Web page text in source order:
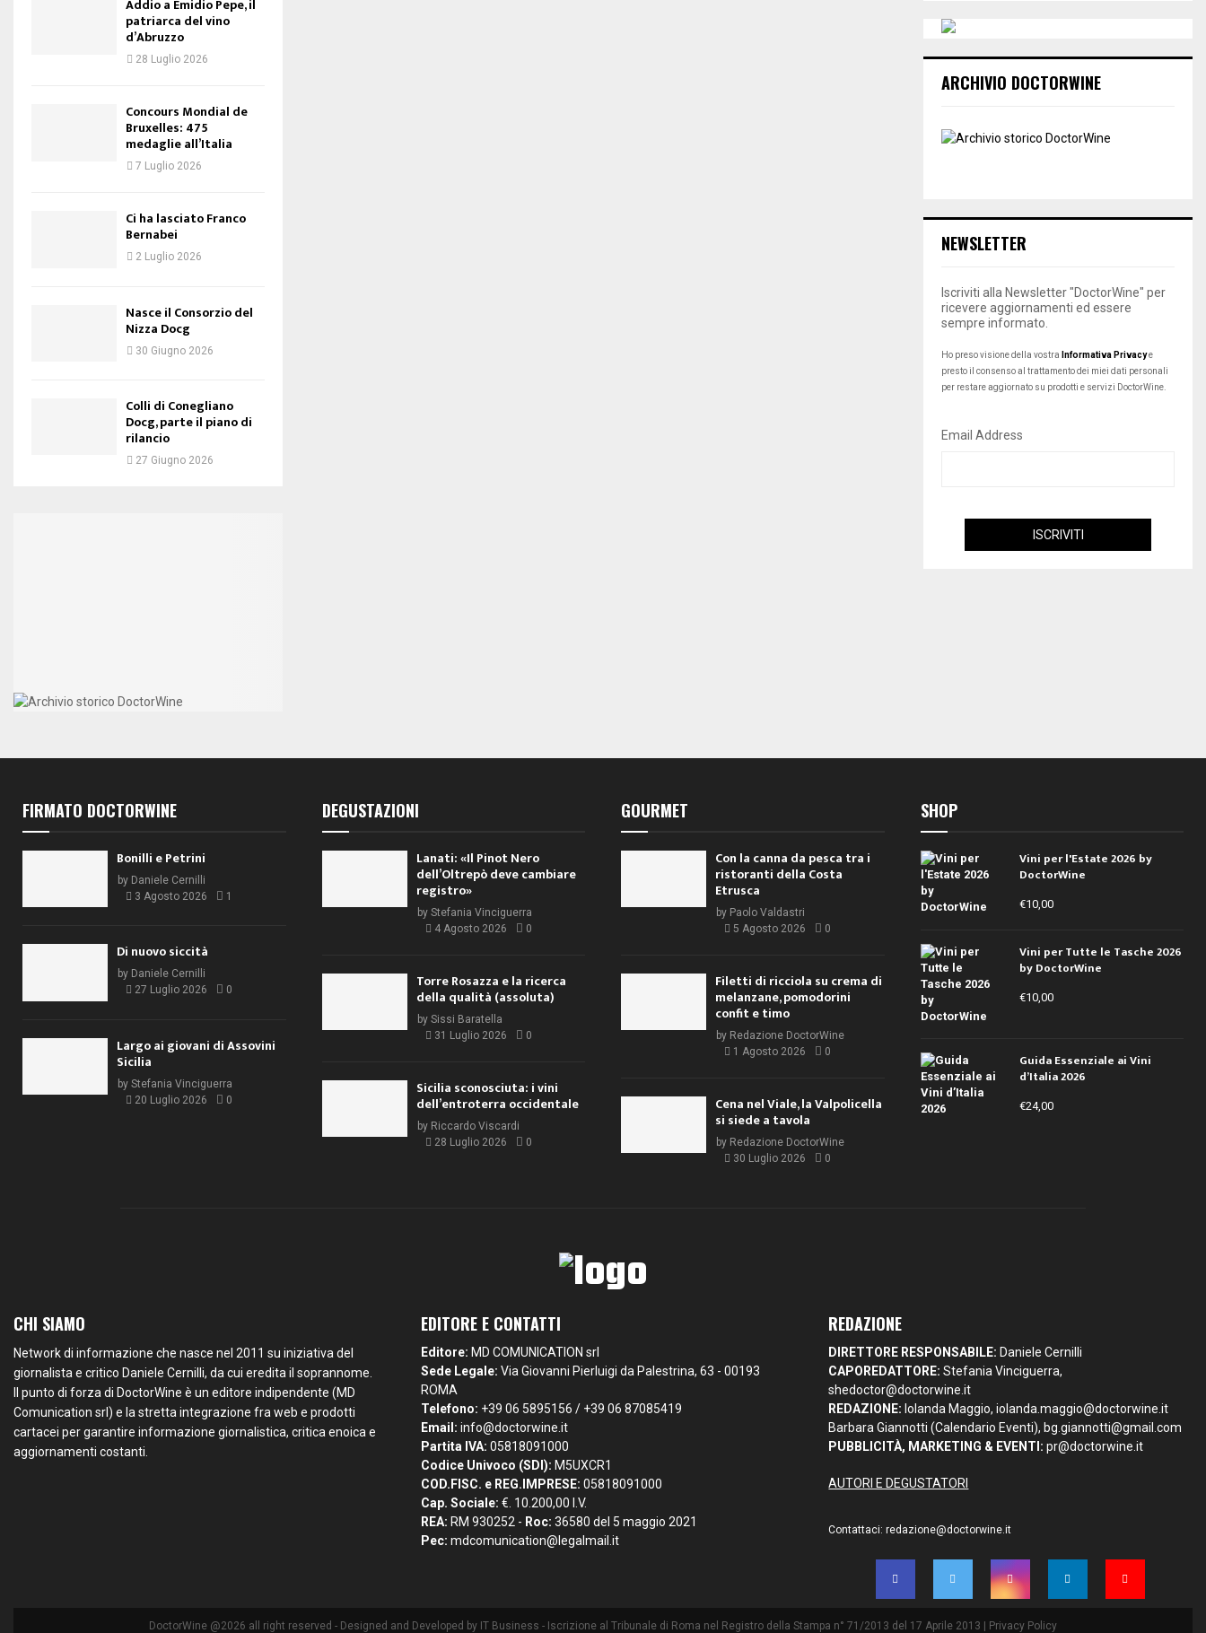
Addio a Emidio Pepe, il
patriarca del vino
d’Abruzzo
28 Luglio 2026
Concours Mondial de
Bruxelles: 475
medaglie all’Italia
7 Luglio 2026
Ci ha lasciato Franco
Bernabei
2 Luglio 2026
Nasce il Consorzio del
Nizza Docg
30 Giugno 2026
Colli di Conegliano
Docg, parte il piano di
rilancio
27 Giugno 2026
ARCHIVIO DOCTORWINE
NEWSLETTER
Iscriviti alla Newsletter "DoctorWine" per
ricevere aggiornamenti ed essere
sempre informato.
Ho preso visione della vostra Informativa Privacye
presto il consenso al trattamento dei miei dati personali
per restare aggiornato su prodotti e servizi DoctorWine.
Email Address
FIRMATO DOCTORWINE
Bonilli e Petrini
by Daniele Cernilli
3 Agosto 2026
1
Di nuovo siccità
by Daniele Cernilli
27 Luglio 2026
0
Largo ai giovani di Assovini
Sicilia
by Stefania Vinciguerra
20 Luglio 2026
0
DEGUSTAZIONI
Lanati: «Il Pinot Nero
dell’Oltrepò deve cambiare
registro»
by Stefania Vinciguerra
4 Agosto 2026
0
Torre Rosazza e la ricerca
della qualità (assoluta)
by Sissi Baratella
31 Luglio 2026
0
Sicilia sconosciuta: i vini
dell’entroterra occidentale
by Riccardo Viscardi
28 Luglio 2026
0
GOURMET
Con la canna da pesca tra i
ristoranti della Costa
Etrusca
by Paolo Valdastri
5 Agosto 2026
0
Filetti di ricciola su crema di
melanzane, pomodorini
confit e timo
by Redazione DoctorWine
1 Agosto 2026
0
Cena nel Viale, la Valpolicella
si siede a tavola
by Redazione DoctorWine
30 Luglio 2026
0
SHOP
Vini per l'Estate 2026 by
DoctorWine
€10,00
Vini per Tutte le Tasche 2026
by DoctorWine
€10,00
Guida Essenziale ai Vini
d’Italia 2026
€24,00
CHI SIAMO
Network di informazione che nasce nel 2011 su iniziativa del
giornalista e critico Daniele Cernilli, da cui eredita il soprannome.
Il punto di forza di DoctorWine è un editore indipendente (MD
Comunication srl) e la stretta integrazione fra web e prodotti
cartacei per garantire informazione giornalistica, critica enoica e
aggiornamenti costanti.
EDITORE E CONTATTI
Editore: MD COMUNICATION srl
Sede Legale: Via Giovanni Pierluigi da Palestrina, 63 - 00193
ROMA
Telefono: +39 06 5895156 / +39 06 87085419
Email: info@doctorwine.it
Partita IVA: 05818091000
Codice Univoco (SDI): M5UXCR1
COD.FISC. e REG.IMPRESE: 05818091000
Cap. Sociale: €. 10.200,00 I.V.
REA: RM 930252 - Roc: 36580 del 5 maggio 2021
Pec: mdcomunication@legalmail.it
REDAZIONE
DIRETTORE RESPONSABILE: Daniele Cernilli
CAPOREDATTORE: Stefania Vinciguerra,
shedoctor@doctorwine.it
REDAZIONE: Iolanda Maggio,iolanda.maggio@doctorwine.it
Barbara Giannotti (Calendario Eventi), bg.giannotti@gmail.com
PUBBLICITÀ, MARKETING & EVENTI: pr@doctorwine.it
AUTORI E DEGUSTATORI
Contattaci:redazione@doctorwine.it
DoctorWine @2026 all right reserved - Designed and Developed by IT Business - Iscrizione al Tribunale di Roma nel Registro della Stampa n° 71/2013 del 17 Aprile 2013 | Privacy Policy